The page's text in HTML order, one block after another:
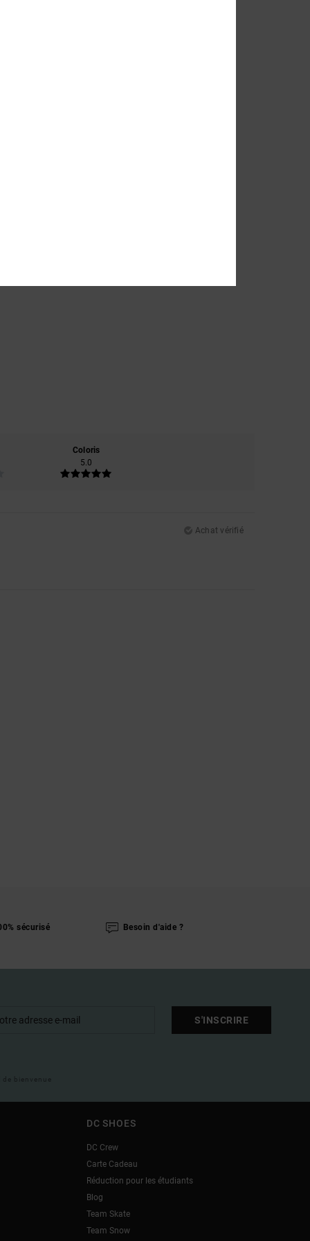
Coloris
5.0
Achat vérifié
sécurisé Besoin d'aide ?
S'INSCRIRE
bienvenue
DC SHOES
DC Crew
Carte Cadeau
Réduction pour les étudiants
Blog
Team Skate
Team Snow